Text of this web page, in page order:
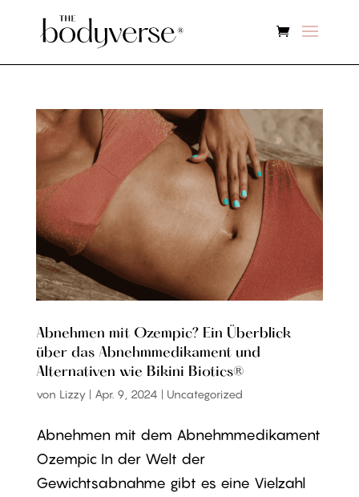
Abnehmen mit Ozempic? Ein Überblick
über das Abnehmmedikament und
Alternativen wie Bikini Biotics®
von Lizzy| Apr. 9, 2024 | Uncategorized
Abnehmen mit dem Abnehmmedikament
Ozempic In der Welt der
Gewichtsabnahme gibt es eine Vielzahl